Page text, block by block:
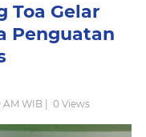
Toa Gelar
Penguatan
WIB | 0Views